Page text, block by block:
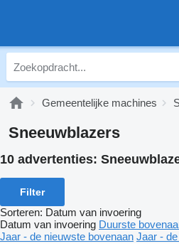
Gemeentelijke machines
Sneeuwblazers
10 advertenties:
Filter
Sorteren: Datum van invoering
Datum van invoering Duurste
Jaar - de nieuwste bovenaan Jaar -